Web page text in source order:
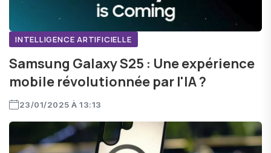
INTELLIGENCE ARTIFICIELLE
Samsung Galaxy S25 : Une expérience
mobile révolutionnée par l'IA ?
23/01/2025 À 13:13